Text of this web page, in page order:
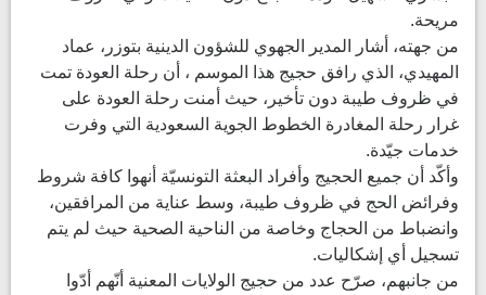
مريحة.
من جهته، أشار المدير الجهوي للشؤون الدينية بتوزر، عماد
المهيدي، الذي رافق حجيج هذا الموسم ، أن رحلة العودة تمت
في ظروف طيبة دون تأخير، حيث أمنت رحلة العودة على
غرار رحلة المغادرة الخطوط الجوية السعودية التي وفرت
خدمات جيّدة.
وأكّد أن جميع الحجيج وأفراد البعثة التونسيّة أنهوا كافة شروط
وفرائض الحج في ظروف طيبة، وسط عناية من المرافقين،
وانضباط من الحجاج وخاصة من الناحية الصحية حيث لم يتم
تسجيل أي إشكاليات.
من جانبهم، صرّح عدد من حجيج الولايات المعنية أنّهم أدّوا